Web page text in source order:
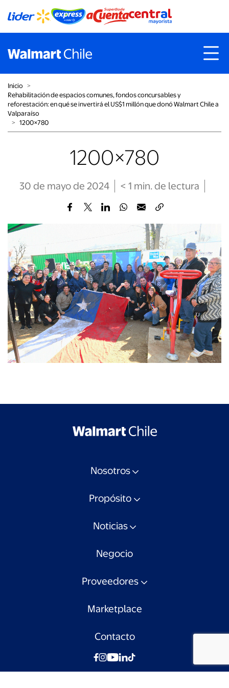
Inicio ˃
Rehabilitación de espacios comunes, fondos concursables y
reforestación: en qué se invertirá el US$1 millón que donó Walmart Chile a
Valparaíso
˃ 1200×780
1200×780
30 de mayo de 2024 < 1 min. de lectura
Nosotros
Propósito
Noticias
Negocio
Proveedores
Marketplace
Contacto